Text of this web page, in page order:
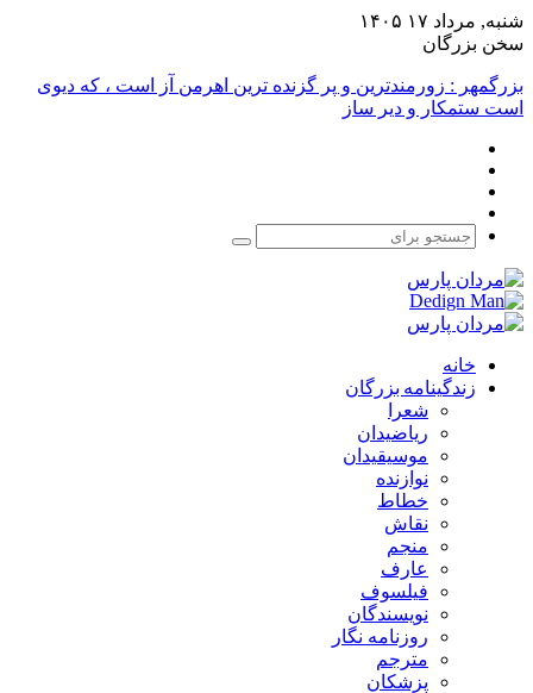
شنبه, مرداد ۱۷ ۱۴۰۵
سخن بزرگان
بزرگمهر : زورمندترین و پر گزنده ترین اهرمن آز است ، که دیوی
است ستمکار و دیر ساز
جستجو
خانه
زندگینامه بزرگان
شعرا
ریاضیدان
موسیقیدان
نوازنده
خطاط
نقاش
منجم
عارف
فیلسوف
نویسندگان
روزنامه نگار
مترجم
پزشکان